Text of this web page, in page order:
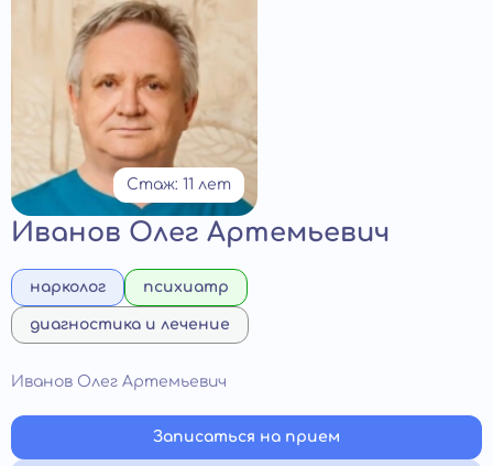
Стаж: 11 лет
Иванов Олег Артемьевич
нарколог психиатр
диагностика и лечение
Иванов Олег Артемьевич
Записаться на прием